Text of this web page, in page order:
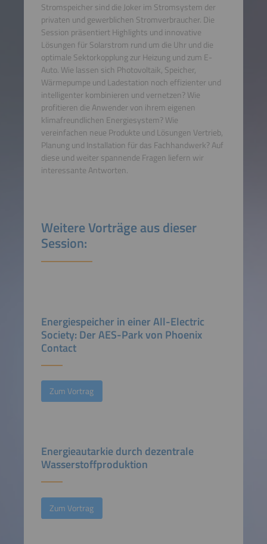
Stromspeicher sind die Joker im Stromsystem der
privaten und gewerblichen Stromverbraucher. Die
Session präsentiert Highlights und innovative
Lösungen für Solarstrom rund um die Uhr und die
optimale Sektorkopplung zur Heizung und zum E-
Auto. Wie lassen sich Photovoltaik, Speicher,
Wärmepumpe und Ladestation noch effizienter und
intelligenter kombinieren und vernetzen? Wie
profitieren die Anwender von ihrem eigenen
klimafreundlichen Energiesystem? Wie
vereinfachen neue Produkte und Lösungen Vertrieb,
Planung und Installation für das Fachhandwerk? Auf
diese und weiter spannende Fragen liefern wir
interessante Antworten.
Weitere Vorträge aus dieser
Session:
Energiespeicher in einer All-Electric
Society: Der AES-Park von Phoenix
Contact
Zum Vortrag
Energieautarkie durch dezentrale
Wasserstoffproduktion
Zum Vortrag